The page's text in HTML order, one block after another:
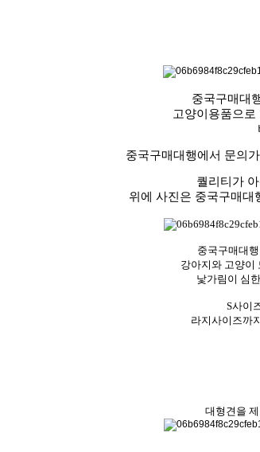
중국구매대
고양이용품으
중국구매대행에서 문의
퀄리티가
위에 사진은 중국구매대
중국구매대
강아지와 고양이
낯가림이 심
S사이
라지사이즈까
대형견을